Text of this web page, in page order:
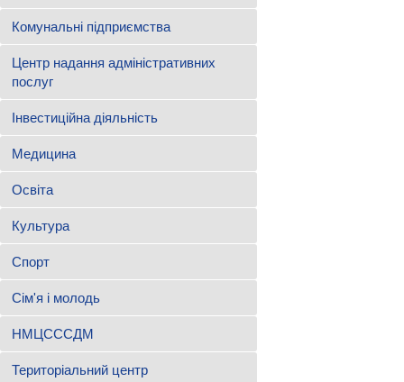
Комунальні підприємства
Центр надання адміністративних
послуг
Інвестиційна діяльність
Медицина
Освіта
Культура
Спорт
Сім'я і молодь
НМЦСССДМ
Територіальний центр